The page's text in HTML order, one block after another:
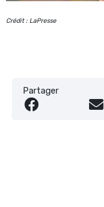
Crédit : LaPresse
Partager